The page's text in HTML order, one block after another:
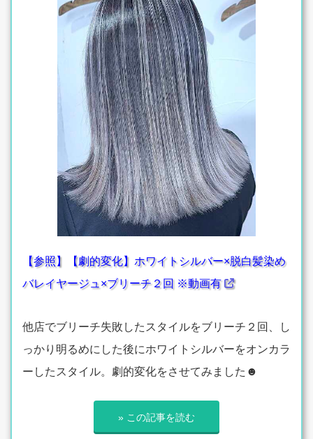
【参照】【劇的変化】ホワイトシルバー×脱白髪染め
バレイヤージュ×ブリーチ２回 ※動画有
他店でブリーチ失敗したスタイルをブリーチ２回、し
っかり明るめにした後にホワイトシルバーをオンカラ
ーしたスタイル。劇的変化をさせてみました☻
» この記事を読む